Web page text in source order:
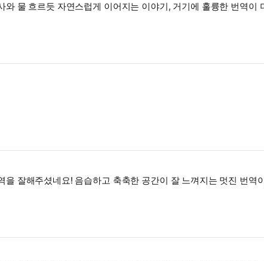
물 흐르듯 자연스럽게 이어지는 이야기, 거기에 훌륭한 번역이
잘해주셨네요! 음습하고 축축한 공간이 잘 느껴지는 멋진 번역